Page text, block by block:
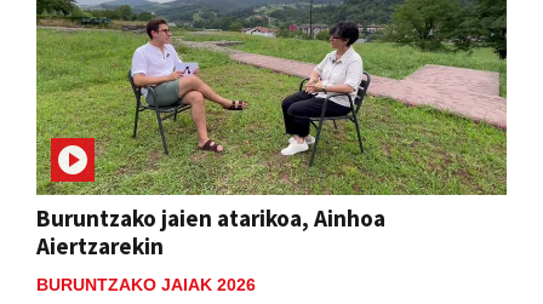
Buruntzako jaien atarikoa, Ainhoa
Aiertzarekin
BURUNTZAKO JAIAK 2026